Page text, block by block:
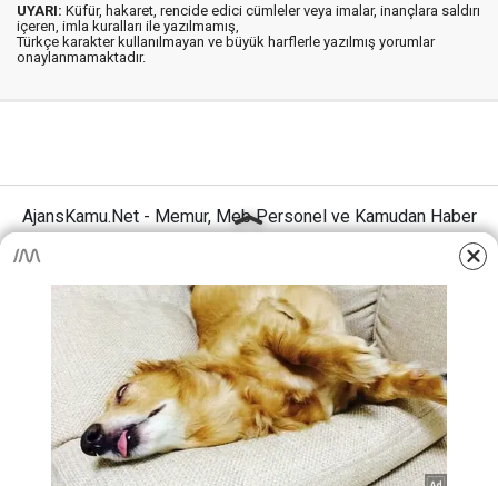
UYARI: Küfür, hakaret, rencide edici cümleler veya imalar, inançlara saldırı
içeren, imla kuralları ile yazılmamış,
Türkçe karakter kullanılmayan ve büyük harflerle yazılmış yorumlar
onaylanmamaktadır.
AjansKamu.Net - Memur, Meb Personel ve Kamudan Haber
Anasayfa Künye İletişim
Gizlilik İlkeleri
Sitene Ekle
MEB Personel – Öğretmen Haberleri
Haber Portalı Yazılımı